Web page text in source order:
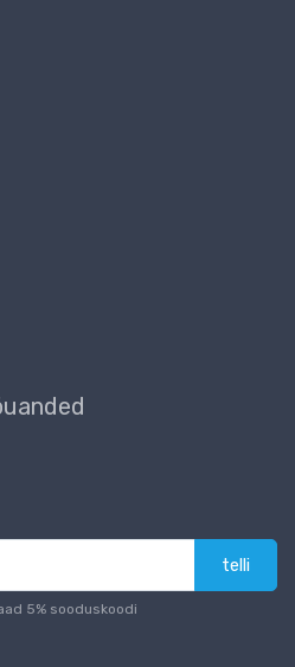
telli
5% sooduskoodi